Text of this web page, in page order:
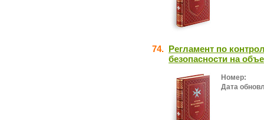
74. Регламент по
безопасности на
Номер:
Дата